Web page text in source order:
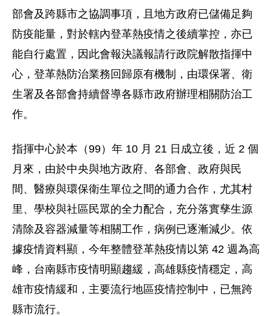
部會及跨縣市之協調事項，且地方政府已儲備足夠
防疫能量，對於轄內登革熱疫情之後續掌控，亦已
能自行處置，因此會報決議報請行政院解散指揮中
心，登革熱防治業務回歸原有機制，由環保署、衛
生署及各部會持續督導各縣市政府辦理相關防治工
作。
指揮中心於本（99）年 10 月 21 日成立後，近 2 個
月來，由於中央與地方政府、各部會、政府與民
間、醫療與環保衛生單位之間的通力合作，尤其村
里、學校與社區民眾的全力配合，充分落實孳生源
清除及容器減量等相關工作，病例已逐漸減少。依
據疫情資料顯，今年整體登革熱疫情以第 42 週為高
峰，台南縣市疫情明顯趨緩，高雄縣疫情穩定，高
雄市疫情緩和，主要流行地區疫情控制中，已無跨
縣市流行。